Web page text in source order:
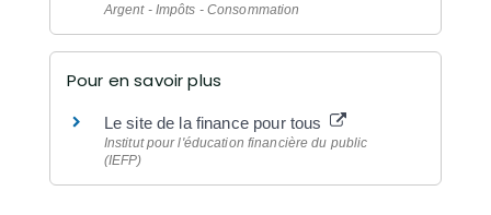
Argent - Impôts - Consommation
Pour en savoir plus
Le site de la finance pour tous
Institut pour l'éducation financière du public
(IEFP)